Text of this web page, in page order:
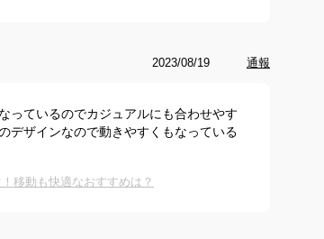
2023/08/19 通報
っているのでカジュアルにも合わせやす
デザインなので動きやすくもなっている
移動も快適なおすすめは？